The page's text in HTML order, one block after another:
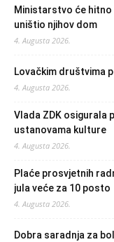
Ministarstvo će hitno
uništio njihov dom
4. Augusta 2026.
Lovačkim društvima
4. Augusta 2026.
Vlada ZDK osigurala
ustanovama kulture
4. Augusta 2026.
Plaće prosvjetnih
jula veće za 10 posto
4. Augusta 2026.
Dobra saradnja za